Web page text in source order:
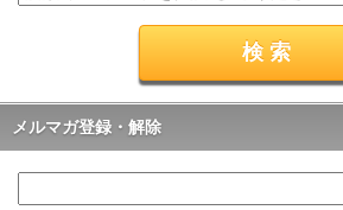
メルマガ登録・解除